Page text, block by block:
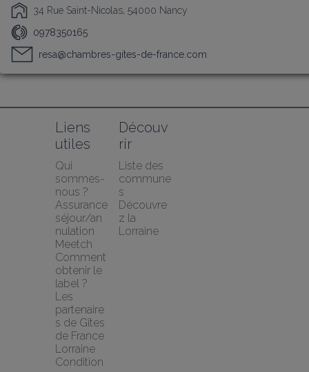
34 Rue Saint-Nicolas, 54000 Nancy
0978350165
resa@chambres-gites-de-france.com
Liens
utiles
Qui
sommes-
nous ?
Assurance
séjour/an
nulation
Meetch
Comment
obtenir le
label ?
Les
partenaire
s de Gîtes
de France
Lorraine
Condition
Découv
rir
Liste des
commune
s
Découvre
z la
Lorraine